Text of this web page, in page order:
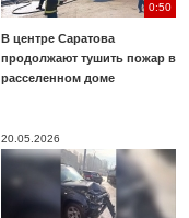
0:50
В центре Саратова
продолжают тушить пожар в
расселенном доме
20.05.2026